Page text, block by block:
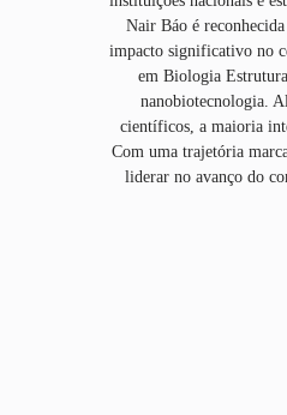
Nair Báo é
impacto significativo no
em Biologia
nanobiotecnologia.
científicos, a maioria
Com uma trajetória
liderar no avanço do